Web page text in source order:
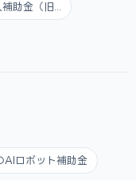
助金（旧...
AIロボット補助金